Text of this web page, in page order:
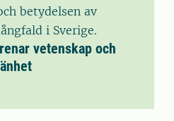
betydelsen av
i Sverige.
vetenskap och